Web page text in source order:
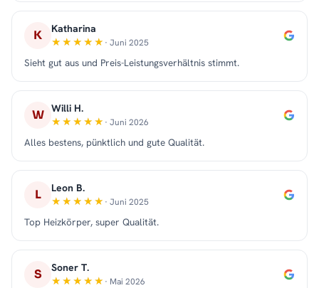
K Katharina
· Juni 2025
Sieht gut aus und Preis-Leistungsverhältnis stimmt.
W Willi H.
· Juni 2026
Alles bestens, pünktlich und gute Qualität.
L Leon B.
· Juni 2025
Top Heizkörper, super Qualität.
S Soner T.
· Mai 2026